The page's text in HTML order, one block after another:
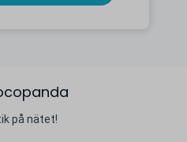
på nätet!